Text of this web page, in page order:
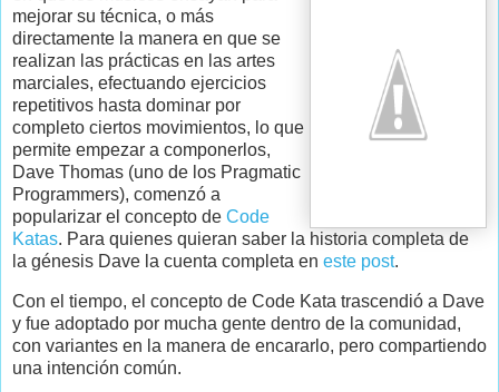
mejorar su técnica, o más
directamente la manera en que se
realizan las prácticas en las artes
marciales, efectuando ejercicios
repetitivos hasta dominar por
completo ciertos movimientos, lo que
permite empezar a componerlos,
Dave Thomas (uno de los Pragmatic
Programmers), comenzó a
popularizar el concepto de Code
Katas. Para quienes quieran saber la historia completa de
la génesis Dave la cuenta completa en este post.
Con el tiempo, el concepto de Code Kata trascendió a Dave
y fue adoptado por mucha gente dentro de la comunidad,
con variantes en la manera de encararlo, pero compartiendo
una intención común.